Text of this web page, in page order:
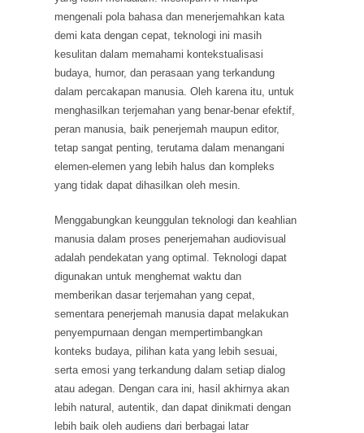
mengenali pola bahasa dan menerjemahkan kata
demi kata dengan cepat, teknologi ini masih
kesulitan dalam memahami kontekstualisasi
budaya, humor, dan perasaan yang terkandung
dalam percakapan manusia. Oleh karena itu, untuk
menghasilkan terjemahan yang benar-benar efektif,
peran manusia, baik penerjemah maupun editor,
tetap sangat penting, terutama dalam menangani
elemen-elemen yang lebih halus dan kompleks
yang tidak dapat dihasilkan oleh mesin.
Menggabungkan keunggulan teknologi dan keahlian
manusia dalam proses penerjemahan audiovisual
adalah pendekatan yang optimal. Teknologi dapat
digunakan untuk menghemat waktu dan
memberikan dasar terjemahan yang cepat,
sementara penerjemah manusia dapat melakukan
penyempurnaan dengan mempertimbangkan
konteks budaya, pilihan kata yang lebih sesuai,
serta emosi yang terkandung dalam setiap dialog
atau adegan. Dengan cara ini, hasil akhirnya akan
lebih natural, autentik, dan dapat dinikmati dengan
lebih baik oleh audiens dari berbagai latar